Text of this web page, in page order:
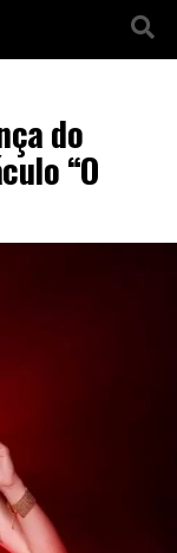
do
“O